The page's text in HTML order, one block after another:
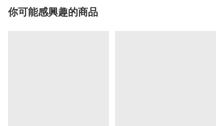
你可能感興趣的商品